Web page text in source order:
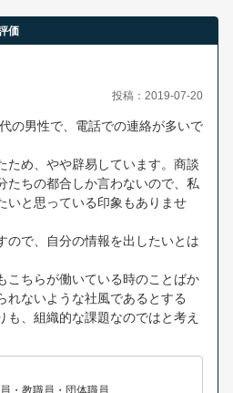
価
投稿：2019-07-20
の男性で、電話での連絡が多いで
ため、やや辟易しています。商談
たちの都合しか言わないので、私
いと思っている印象もありませ
ので、自分の情報を出したいとは
こちらが働いている時のことばか
れないような社風であるとする
も、組織的な課題なのではと考え
・教職員・団体職員